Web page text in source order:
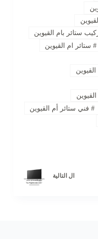
ستائر بام القيوين
#ستائر ام القيوين
#فني ستائر أم القيوين
ال التالية